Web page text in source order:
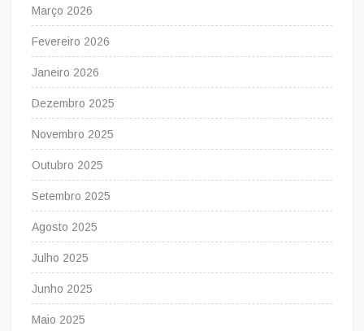
Março 2026
Fevereiro 2026
Janeiro 2026
Dezembro 2025
Novembro 2025
Outubro 2025
Setembro 2025
Agosto 2025
Julho 2025
Junho 2025
Maio 2025